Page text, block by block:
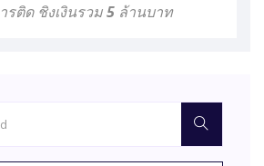
รติด ชิงเงินรวม 5 ล้านบาท